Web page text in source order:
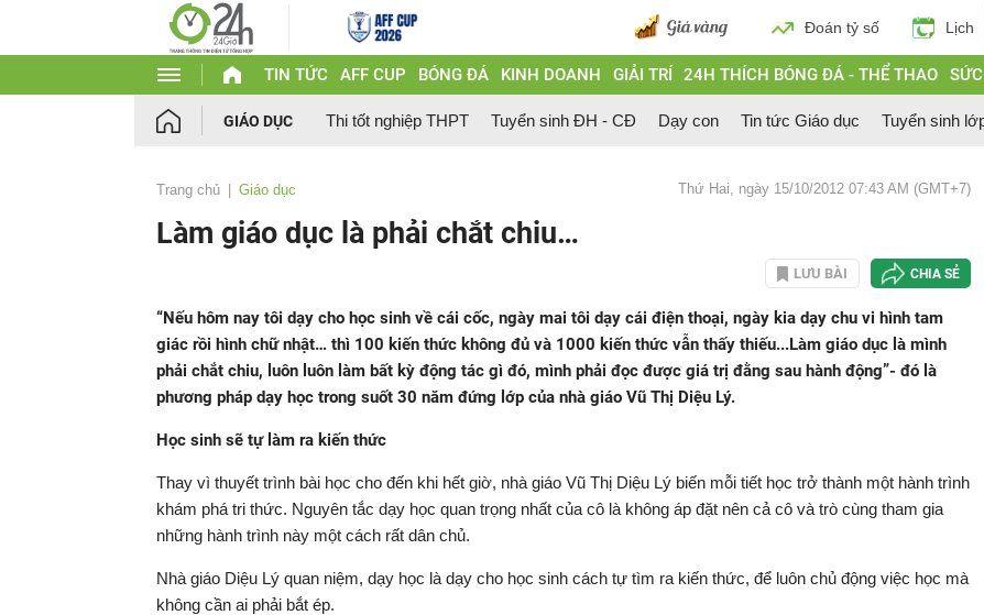
Đoán tỷ số Lịch
TIN TỨC AFF CUP BÓNG ĐÁ KINH DOANH GIẢI TRÍ 24H THÍCH BÓNG ĐÁ - THỂ THAO
GIÁO DỤC Thi tốt nghiệp THPT Tuyển sinh ĐH - CĐ Dạy con Tin tức Giáo dục Tuyển sinh
Trang chủ Giáo dục Thứ Hai, ngày 15/10/2012 07:43 AM (GMT+7)
Làm giáo dục là phải chắt chiu…
LƯU BÀI CHIA SẺ
“Nếu hôm nay tôi dạy cho học sinh về cái cốc, ngày mai tôi dạy cái điện thoại, ngày kia dạy chu vi hình tam
giác rồi hình chữ nhật… thì 100 kiến thức không đủ và 1000 kiến thức vẫn thấy thiếu...Làm giáo dục là mình
phải chắt chiu, luôn luôn làm bất kỳ động tác gì đó, mình phải đọc được giá trị đằng sau hành động”- đó là
phương pháp dạy học trong suốt 30 năm đứng lớp của nhà giáo Vũ Thị Diệu Lý.
Học sinh sẽ tự làm ra kiến thức
Thay vì thuyết trình bài học cho đến khi hết giờ, nhà giáo Vũ Thị Diệu Lý biến mỗi tiết học trở thành một hành trình
khám phá tri thức. Nguyên tắc dạy học quan trọng nhất của cô là không áp đặt nên cả cô và trò cùng tham gia
những hành trình này một cách rất dân chủ.
Nhà giáo Diệu Lý quan niệm, dạy học là dạy cho học sinh cách tự tìm ra kiến thức, để luôn chủ động việc học mà
không cần ai phải bắt ép.